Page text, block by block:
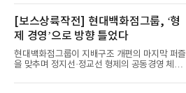
[보스상륙작전] 현대백화점그룹, ‘형
제 경영’으로 방향 틀었다
현대백화점그룹이 지배구조 개편의 마지막 퍼즐
을 맞추며 정지선·정교선 형제의 공동경영 체제